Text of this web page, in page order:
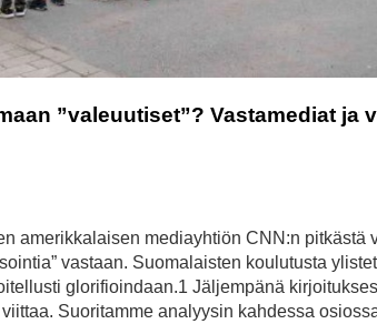
”valeuutiset”? Vastamediat ja
amerikkalaisen mediayhtiön CNN:n pitkästä
vastaan. Suomalaisten koulutusta
glorifioindaan.1 Jäljempänä
Suoritamme analyysin kahdessa